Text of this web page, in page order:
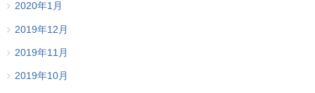
2020年1月
2019年12月
2019年11月
2019年10月